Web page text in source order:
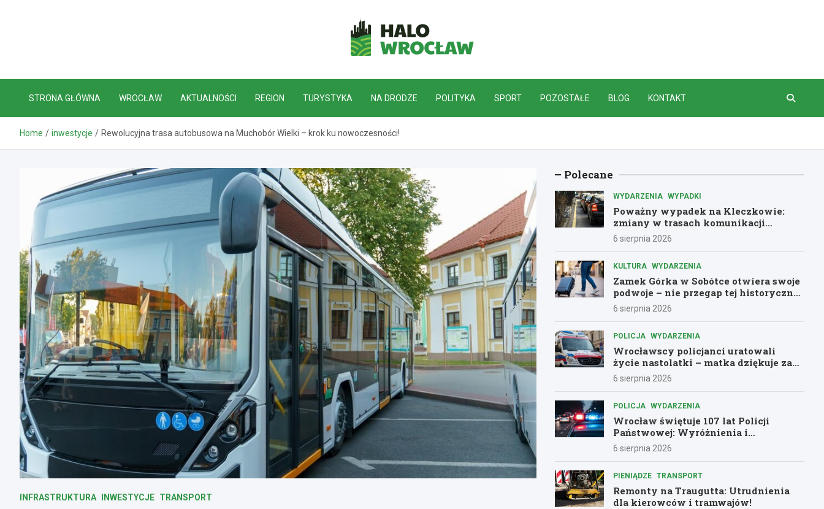
HaloWrocław.pl
STRONA GŁÓWNA WROCŁAW AKTUALNOŚCI REGION TURYSTYKA NA DRODZE POLITYKA SPORT POZOSTAŁE BLOG KONTAKT
Home inwestycje Rewolucyjna trasa autobusowa na Muchobór Wielki – krok ku nowoczesności!
INFRASTRUKTURA INWESTYCJE TRANSPORT
Polecane
WYDARZENIA WYPADKI
Poważny wypadek na Kleczkowie:
zmiany w trasach komunikacji
miejskiej
6 sierpnia 2026
KULTURA WYDARZENIA
Zamek Górka w Sobótce otwiera swoje
podwoje – nie przegap tej historycznej
przygody!
6 sierpnia 2026
POLICJA WYDARZENIA
Wrocławscy policjanci uratowali
życie nastolatki – matka dziękuje za
pomoc
6 sierpnia 2026
POLICJA WYDARZENIA
Wrocław świętuje 107 lat Policji
Państwowej: Wyróżnienia i
podziękowania dla bohaterów służby
6 sierpnia 2026
PIENIĄDZE TRANSPORT
Remonty na Traugutta: Utrudnienia
dla kierowców i tramwajów!